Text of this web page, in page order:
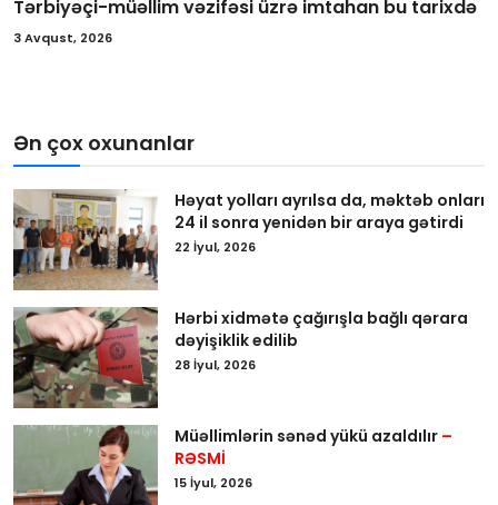
Tərbiyəçi-müəllim vəzifəsi üzrə imtahan bu tarixdə
3 Avqust, 2026
Ən çox oxunanlar
Həyat yolları ayrılsa da, məktəb onları
24 il sonra yenidən bir araya gətirdi
22 İyul, 2026
Hərbi xidmətə çağırışla bağlı qərara
dəyişiklik edilib
28 İyul, 2026
Müəllimlərin sənəd yükü azaldılır –
RƏSMİ
15 İyul, 2026